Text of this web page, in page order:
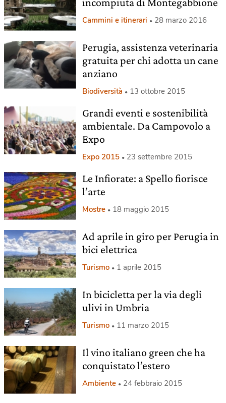
Cammini e itinerari 28 marzo 2016
Perugia, assistenza veterinaria
gratuita per chi adotta un cane
anziano
Biodiversità 13 ottobre 2015
Grandi eventi e sostenibilità
ambientale. Da Campovolo a
Expo
Expo 2015 23 settembre 2015
Le Infiorate: a Spello fiorisce
l’arte
Mostre 18 maggio 2015
Ad aprile in giro per Perugia in
bici elettrica
Turismo 1 aprile 2015
In bicicletta per la via degli
ulivi in Umbria
Turismo 11 marzo 2015
Il vino italiano green che ha
conquistato l’estero
Ambiente 24 febbraio 2015